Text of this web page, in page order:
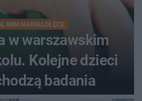
NA BIAŁOŁĘCE
w warszawskim
Kolejne dzieci
badania